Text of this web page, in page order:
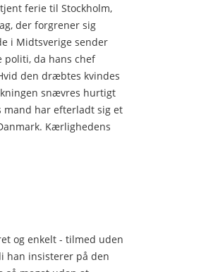
ferie til Stockholm,
der forgrener sig
i Midtsverige sender
politi, da hans chef
den dræbtes kvindes
snævres hurtigt
mand har efterladt sig et
Kærlighedens
og enkelt - tilmed uden
han insisterer på den